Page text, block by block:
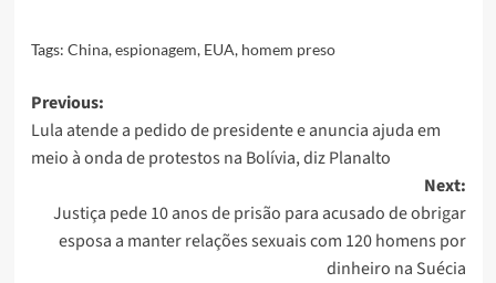
Tags: China,espionagem, EUA, homem preso
Post
navigation
Previous:
Lula atende a pedido de presidente e anuncia ajuda em
meio à onda de protestos na Bolívia, diz Planalto
Next:
Justiça pede 10 anos de prisão para acusado de obrigar
esposa a manter relações sexuais com 120 homens por
dinheiro na Suécia